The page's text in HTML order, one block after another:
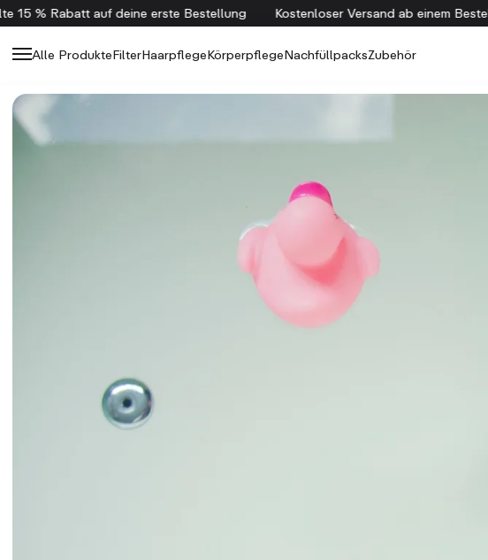
% Rabatt auf deine erste Bestellung Kostenloser Versand ab einem
Alle ProdukteFilterHaarpflegeKörperpflegeNachfüllpacksZubehör